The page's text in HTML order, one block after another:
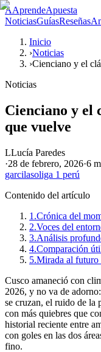
AAprendeApuesta
NoticiasGuíasReseñas
Inicio
›Noticias
›Cienciano y el
Noticias
Cienciano y el
que vuelve
LLucía Paredes
·28 de febrero, 2026·6
garcilasoliga 1 perú
Contenido del artículo
1.Crónica del
2.Voces del
3.Análisis
4.Comparación
5.Mirada al futuro
Cusco amaneció con
2026, y no va de
se cruzan, el ruido de la
con más quiebres que
historial reciente entre
con goles en las dos
fino.